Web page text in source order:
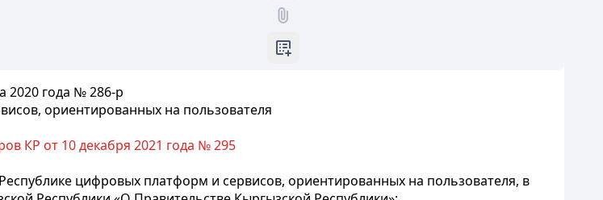
2020 года № 286-р
ориентированных на пользователя
КР от 10 декабря 2021 года № 295
цифровых платформ и сервисов, ориентированных на пользователя, в